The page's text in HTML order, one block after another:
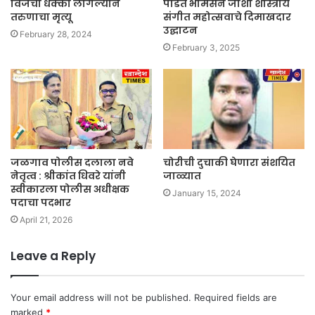
विजेचा धक्का लागल्याने
तरुणाचा मृत्यू
February 28, 2024
पंडित भीमसेन जोशी शास्त्रीय
संगीत महोत्सवाचे दिमाखदार
उद्घाटन
February 3, 2025
जळगाव पोलीस दलाला नवे
नेतृत्व : श्रीकांत धिवरे यांनी
स्वीकारला पोलीस अधीक्षक
पदाचा पदभार
April 21, 2026
चोरीची दुचाकी घेणारा संशयित
जाळ्यात
January 15, 2024
Leave a Reply
Your email address will not be published. Required fields are
marked *